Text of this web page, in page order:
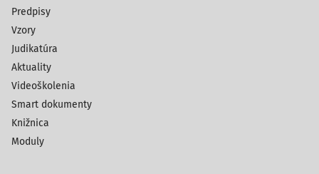
Predpisy
Vzory
Judikatúra
Aktuality
Videoškolenia
Smart dokumenty
Knižnica
Moduly